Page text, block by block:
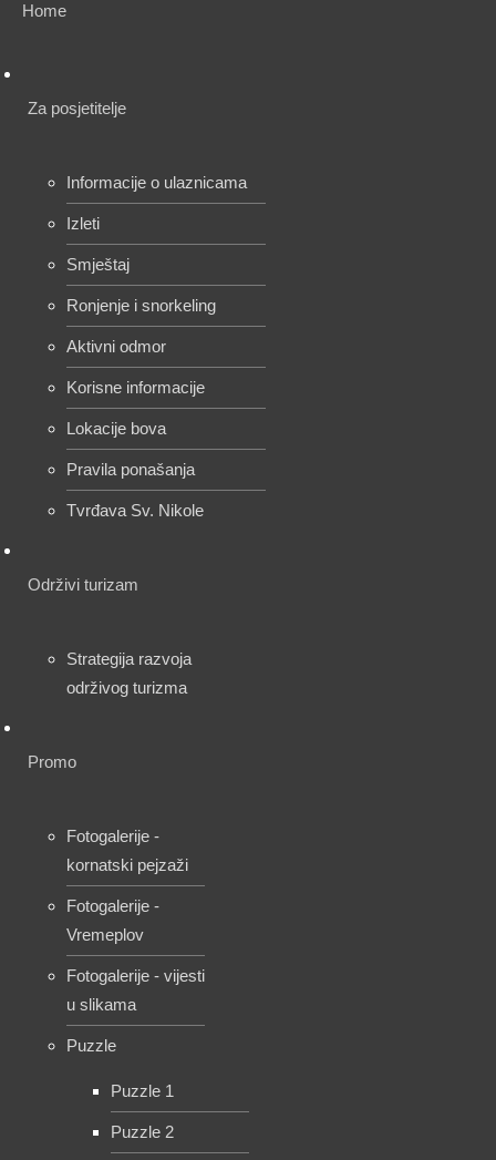
Home
Za posjetitelje
Informacije o ulaznicama
Izleti
Smještaj
Ronjenje i snorkeling
Aktivni odmor
Korisne informacije
Lokacije bova
Pravila ponašanja
Tvrđava Sv. Nikole
Održivi turizam
Strategija razvoja
održivog turizma
Promo
Fotogalerije -
kornatski pejzaži
Fotogalerije -
Vremeplov
Fotogalerije - vijesti
u slikama
Puzzle
Puzzle 1
Puzzle 2